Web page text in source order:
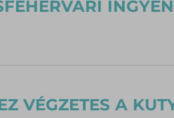
VÉGZETES A